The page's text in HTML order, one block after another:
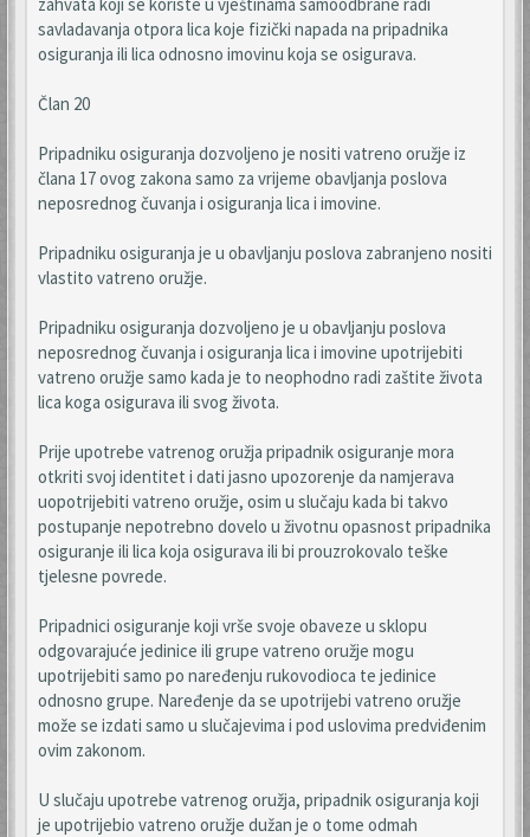
savladavanja otpora lica koje fizički napada na pripadnika
osiguranja ili lica odnosno imovinu koja se osigurava.
Član 20
Pripadniku osiguranja dozvoljeno je nositi vatreno oružje iz
člana 17 ovog zakona samo za vrijeme obavljanja poslova
neposrednog čuvanja i osiguranja lica i imovine.
Pripadniku osiguranja je u obavljanju poslova zabranjeno nositi
vlastito vatreno oružje.
Pripadniku osiguranja dozvoljeno je u obavljanju poslova
neposrednog čuvanja i osiguranja lica i imovine upotrijebiti
vatreno oružje samo kada je to neophodno radi zaštite života
lica koga osigurava ili svog života.
Prije upotrebe vatrenog oružja pripadnik osiguranje mora
otkriti svoj identitet i dati jasno upozorenje da namjerava
uopotrijebiti vatreno oružje, osim u slučaju kada bi takvo
postupanje nepotrebno dovelo u životnu opasnost pripadnika
osiguranje ili lica koja osigurava ili bi prouzrokovalo teške
tjelesne povrede.
Pripadnici osiguranje koji vrše svoje obaveze u sklopu
odgovarajuće jedinice ili grupe vatreno oružje mogu
upotrijebiti samo po naređenju rukovodioca te jedinice
odnosno grupe. Naređenje da se upotrijebi vatreno oružje
može se izdati samo u slučajevima i pod uslovima predviđenim
ovim zakonom.
U slučaju upotrebe vatrenog oružja, pripadnik osiguranja koji
je upotrijebio vatreno oružje dužan je o tome odmah